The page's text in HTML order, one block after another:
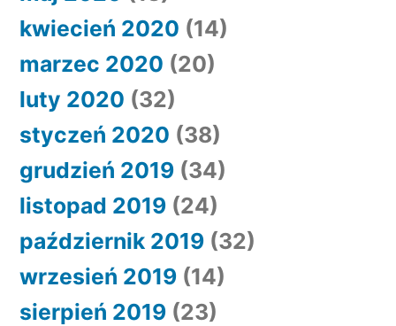
kwiecień 2020 (14)
marzec 2020 (20)
luty 2020 (32)
styczeń 2020 (38)
grudzień 2019 (34)
listopad 2019 (24)
październik 2019 (32)
wrzesień 2019 (14)
sierpień 2019 (23)